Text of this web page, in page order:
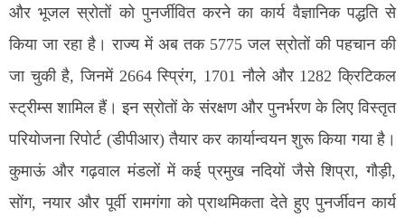
और भूजल स्रोतों को पुनर्जीवित करने का कार्य वैज्ञानिक पद्धति से
किया जा रहा है। राज्य में अब तक 5775 जल स्रोतों की पहचान की
जा चुकी है, जिनमें 2664 स्प्रिंग, 1701 नौले और 1282 क्रिटिकल
स्ट्रीम्स शामिल हैं। इन स्रोतों के संरक्षण और पुनर्भरण के लिए विस्तृत
परियोजना रिपोर्ट (डीपीआर) तैयार कर कार्यान्वयन शुरू किया गया है।
कुमाऊं और गढ़वाल मंडलों में कई प्रमुख नदियों जैसे शिप्रा, गौड़ी,
सोंग, नयार और पूर्वी रामगंगा को प्राथमिकता देते हुए पुनर्जीवन कार्य